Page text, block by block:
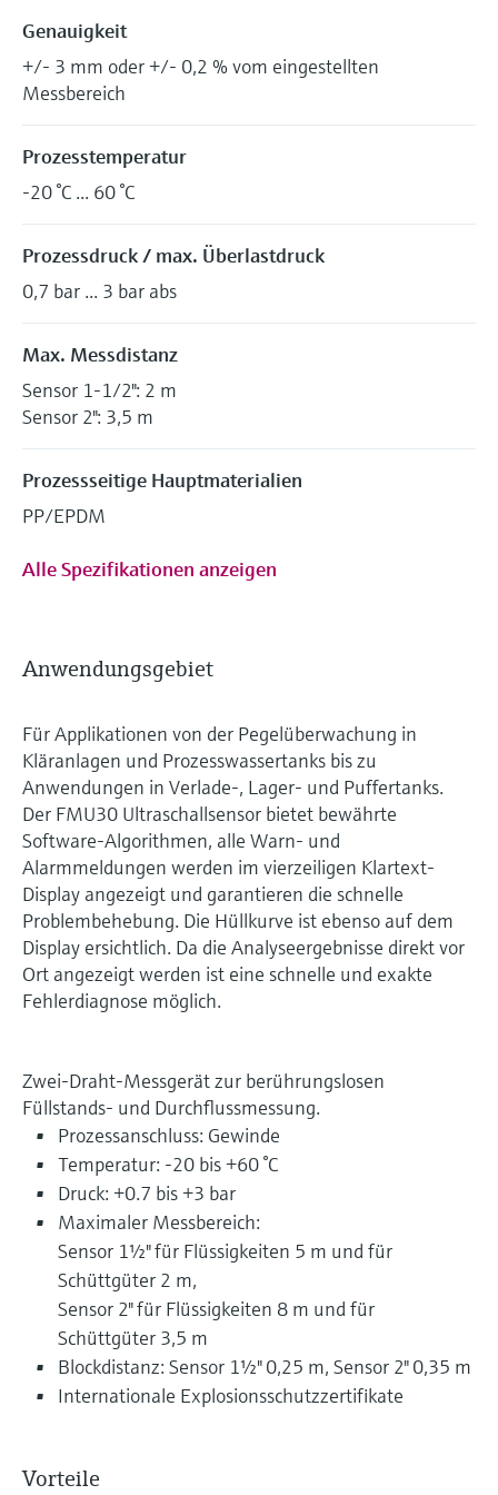
Genauigkeit
+/- 3 mm oder +/- 0,2 % vom eingestellten
Messbereich
Prozesstemperatur
-20 °C ... 60 °C
Prozessdruck / max. Überlastdruck
0,7 bar ... 3 bar abs
Max. Messdistanz
Sensor 1-1/2": 2 m
Sensor 2": 3,5 m
Prozessseitige Hauptmaterialien
PP/EPDM
Alle Spezifikationen anzeigen
Anwendungsgebiet
Für Applikationen von der Pegelüberwachung in
Kläranlagen und Prozesswassertanks bis zu
Anwendungen in Verlade-, Lager- und Puffertanks.
Der FMU30 Ultraschallsensor bietet bewährte
Software-Algorithmen, alle Warn- und
Alarmmeldungen werden im vierzeiligen Klartext-
Display angezeigt und garantieren die schnelle
Problembehebung. Die Hüllkurve ist ebenso auf dem
Display ersichtlich. Da die Analyseergebnisse direkt vor
Ort angezeigt werden ist eine schnelle und exakte
Fehlerdiagnose möglich.
Zwei-Draht-Messgerät zur berührungslosen
Füllstands- und Durchflussmessung.
Prozessanschluss: Gewinde
Temperatur: -20 bis +60 °C
Druck: +0.7 bis +3 bar
Maximaler Messbereich:
Sensor 1½" für Flüssigkeiten 5 m und für
Schüttgüter 2 m,
Sensor 2" für Flüssigkeiten 8 m und für
Schüttgüter 3,5 m
Blockdistanz: Sensor 1½" 0,25 m, Sensor 2" 0,35 m
Internationale Explosionsschutzzertifikate
Vorteile